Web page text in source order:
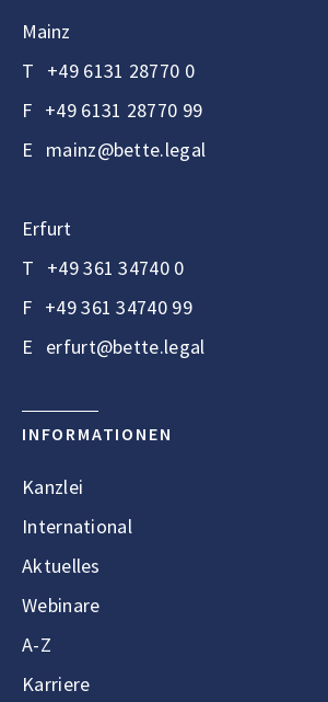
Mainz
T +49 6131 28770 0
F +49 6131 28770 99
E mainz@bette.legal
Erfurt
T +49 361 34740 0
F +49 361 34740 99
E erfurt@bette.legal
INFORMATIONEN
Kanzlei
International
Aktuelles
Webinare
A-Z
Karriere